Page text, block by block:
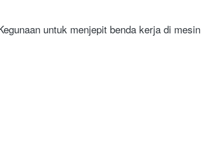
untuk menjepit benda kerja di mesin